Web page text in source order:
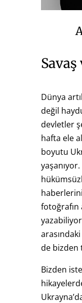
Savaş
Dünya
değil
devletler
hafta ele
boyutu
fotoğrafın
de bizden
Bizden